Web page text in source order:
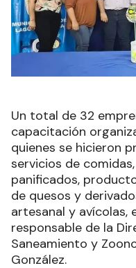
Un total de 32
capacitación
quienes se hicieron
servicios de
panificados,
de quesos y
artesanal y avícolas,
responsable de la
Saneamiento y
González.